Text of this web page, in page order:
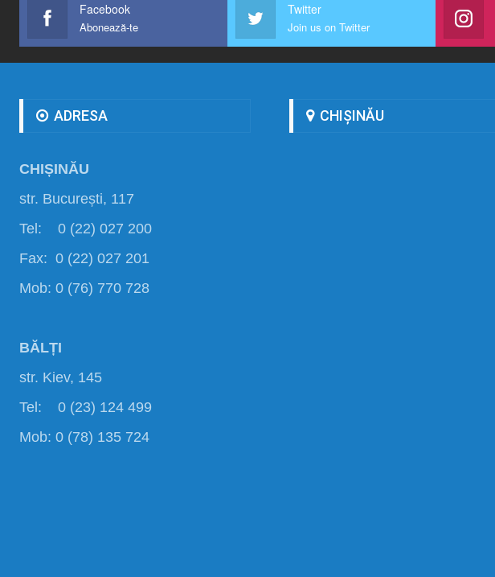
Facebook
Abonează-te
Twitter
Join us on Twitter
ADRESA
CHIȘINĂU
str. București, 117
Tel: 0 (22) 027 200
Fax: 0 (22) 027 201
Mob: 0 (76) 770 728
BĂLȚI
str. Kiev, 145
Tel: 0 (23) 124 499
Mob: 0 (78) 135 724
CHIȘINĂU